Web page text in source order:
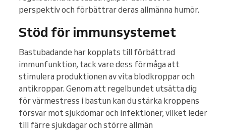
perspektiv och förbättrar deras allmänna humör.
Stöd för immunsystemet
Bastubadande har kopplats till förbättrad
immunfunktion, tack vare dess förmåga att
stimulera produktionen av vita blodkroppar och
antikroppar. Genom att regelbundet utsätta dig
för värmestress i bastun kan du stärka kroppens
försvar mot sjukdomar och infektioner, vilket leder
till färre sjukdagar och större allmän